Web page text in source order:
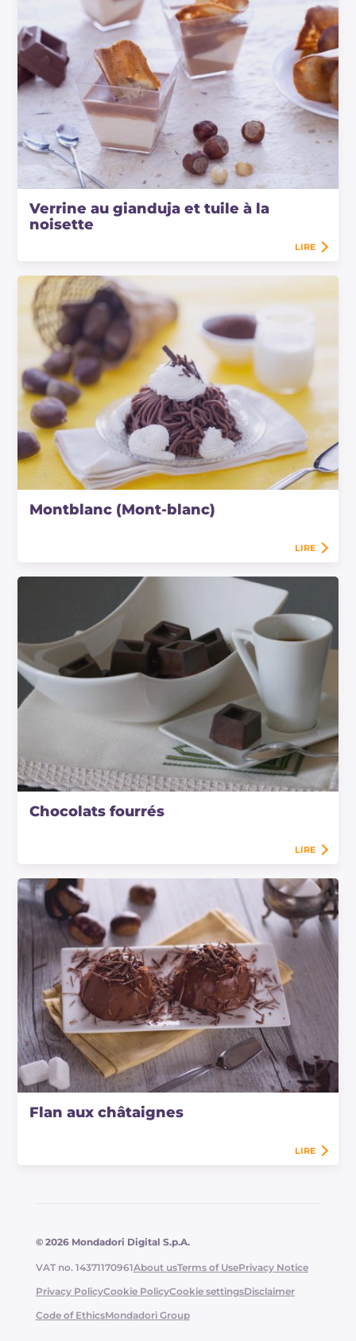
Verrine au gianduja et tuile à la
noisette
LIRE
Montblanc (Mont-blanc)
LIRE
Chocolats fourrés
LIRE
Flan aux châtaignes
LIRE
© 2026 Mondadori Digital S.p.A.
VAT no. 14371170961About usTerms of UsePrivacy Notice
Privacy PolicyCookie PolicyCookie settingsDisclaimer
Code of EthicsMondadori Group